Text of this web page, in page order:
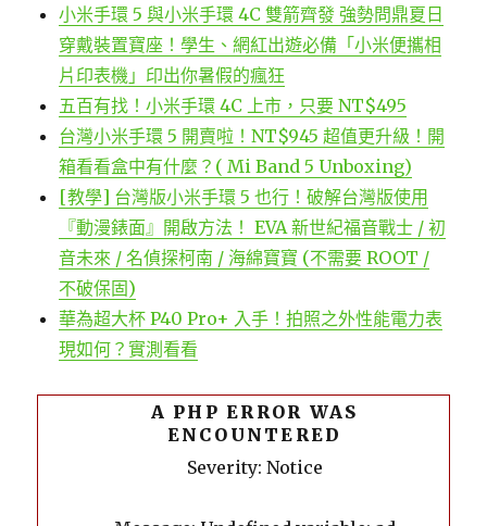
小米手環 5 與小米手環 4C 雙箭齊發 強勢問鼎夏日
穿戴裝置寶座！學生、網紅出遊必備「小米便攜相
片印表機」印出你暑假的瘋狂
五百有找！小米手環 4C 上市，只要 NT$495
台灣小米手環 5 開賣啦！NT$945 超值更升級！開
箱看看盒中有什麼？( Mi Band 5 Unboxing)
[教學] 台灣版小米手環 5 也行！破解台灣版使用
『動漫錶面』開啟方法！ EVA 新世紀福音戰士 / 初
音未來 / 名偵探柯南 / 海綿寶寶 (不需要 ROOT /
不破保固)
華為超大杯 P40 Pro+ 入手！拍照之外性能電力表
現如何？實測看看
A PHP ERROR WAS
ENCOUNTERED
Severity: Notice